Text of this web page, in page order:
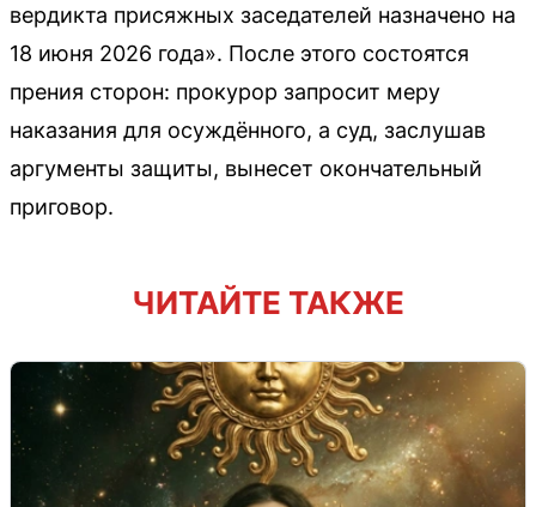
вердикта присяжных заседателей назначено на
18 июня 2026 года». После этого состоятся
прения сторон: прокурор запросит меру
наказания для осуждённого, а суд, заслушав
аргументы защиты, вынесет окончательный
приговор.
ЧИТАЙТЕ ТАКЖЕ